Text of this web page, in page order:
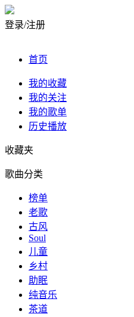
登录/注册
首页
我的收藏
我的关注
我的歌单
历史播放
收藏夹
歌曲分类
榜单
老歌
古风
Soul
儿童
乡村
助眠
纯音乐
茶道